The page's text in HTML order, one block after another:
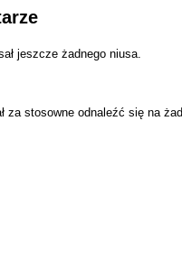
jeszcze żadnego niusa.
za stosowne odnaleźć się na